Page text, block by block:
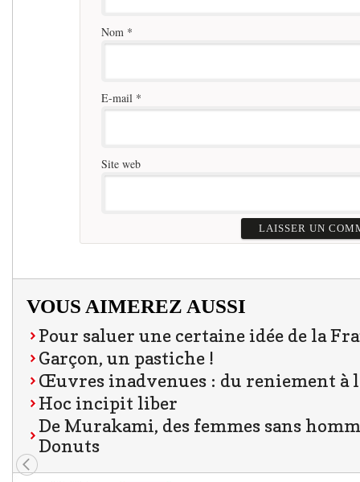
Nom *
E-mail *
Site web
VOUS AIMEREZ AUSSI
Pour saluer une certaine idée de la
Garçon, un pastiche !
Œuvres inadvenues : du reniement à
Hoc incipit liber
De Murakami, des femmes sans
Donuts